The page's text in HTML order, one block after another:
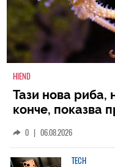
HIEND
Тази нова риба,
конче, показва
0 | 06.08.2026
TECH